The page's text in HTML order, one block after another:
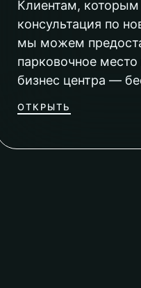
Клиентам,
консультация по
мы можем
парковочное
бизнес центра —
ОТКРЫТЬ